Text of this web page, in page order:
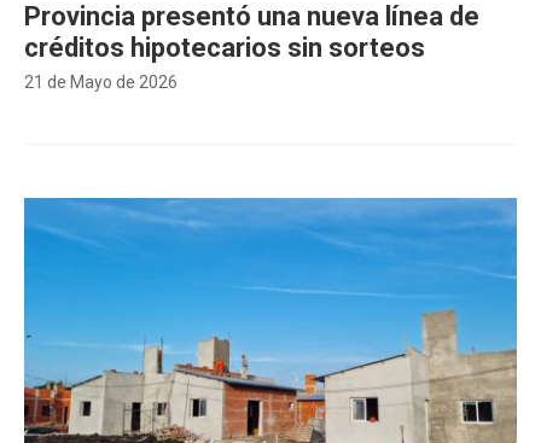
21 de Mayo de 2026
Provincia presentó una nueva línea de
créditos hipotecarios sin sorteos